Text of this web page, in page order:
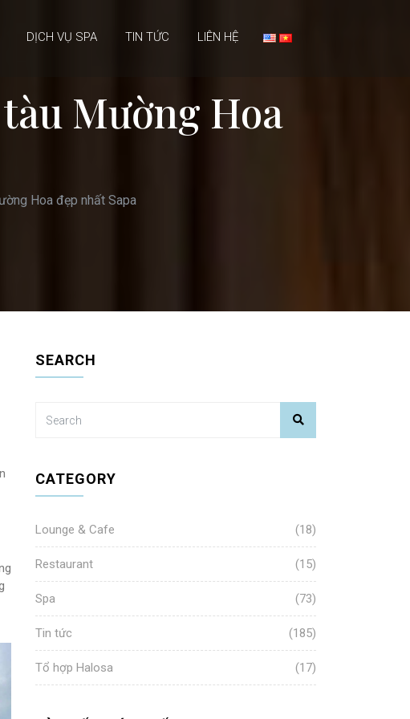
DỊCH VỤ SPA TIN TỨC LIÊN HỆ
Mường Hoa
Hoa đẹp nhất Sapa
SEARCH
CATEGORY
Lounge & Cafe (18)
Restaurant (15)
Spa (73)
Tin tức (185)
Tổ hợp Halosa (17)